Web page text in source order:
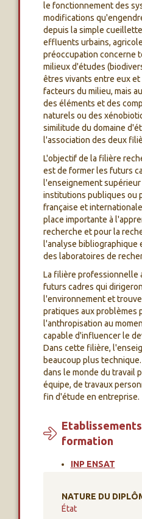
le fonctionnement des
modifications
depuis la simple
effluents urbains,
préoccupation concerne
milieux d'études
êtres vivants entre eux et
facteurs du milieu, mais
des éléments et des
naturels ou des
similitude du domaine
l'association des deux
L'objectif de la filière
est de former les futurs
l'enseignement
institutions publiques ou
française et
place importante à
recherche et pour la
l'analyse bibliographique
des laboratoires de
La filière professionnelle
futurs cadres qui
l'environnement et
pratiques aux problèmes
l'anthropisation au
capable d'influencer le
Dans cette filière,
beaucoup plus
dans le monde du travail
équipe, de travaux
fin d'étude en entreprise.
formation
INP ENSAT
NATURE DU
État